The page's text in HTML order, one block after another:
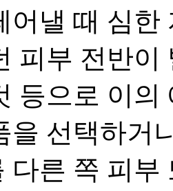
어낼 때 심한
피부 전반
등으로 이의
을 선택하거
다른 쪽 피부